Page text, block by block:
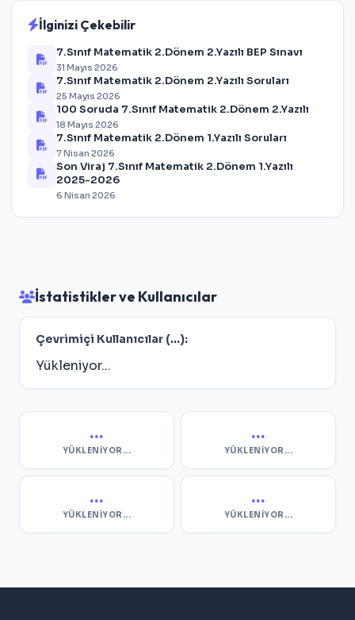
İlginizi Çekebilir
7.Sınıf Matematik 2.Dönem 2.Yazılı BEP Sınavı
31 Mayıs 2026
7.Sınıf Matematik 2.Dönem 2.Yazılı Soruları
25 Mayıs 2026
100 Soruda 7.Sınıf Matematik 2.Dönem 2.Yazılı
18 Mayıs 2026
7.Sınıf Matematik 2.Dönem 1.Yazılı Soruları
7 Nisan 2026
Son Viraj 7.Sınıf Matematik 2.Dönem 1.Yazılı
2025-2026
6 Nisan 2026
İstatistikler ve Kullanıcılar
Çevrimiçi Kullanıcılar (...):
Yükleniyor...
...
YÜKLENIYOR...
...
YÜKLENIYOR...
...
YÜKLENIYOR...
...
YÜKLENIYOR...